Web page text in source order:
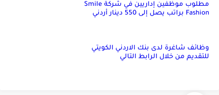
مطلوب موظفين إداريين في شركة Smile
Fashion براتب يصل إلى 550 دينار أردني
وظائف شاغرة لدى بنك الاردني الكويتي
للتقديم من خلال الرابط التالي